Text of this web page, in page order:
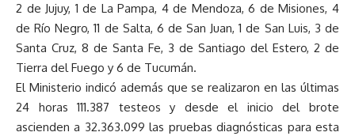
2 de Jujuy, 1 de La Pampa, 4 de Mendoza, 6 de Misiones, 4
de Río Negro, 11 de Salta, 6 de San Juan, 1 de San Luis, 3 de
Santa Cruz, 8 de Santa Fe, 3 de Santiago del Estero, 2 de
Tierra del Fuego y 6 de Tucumán.
El Ministerio indicó además que se realizaron en las últimas
24 horas 111.387 testeos y desde el inicio del brote
ascienden a 32.363.099 las pruebas diagnósticas para esta